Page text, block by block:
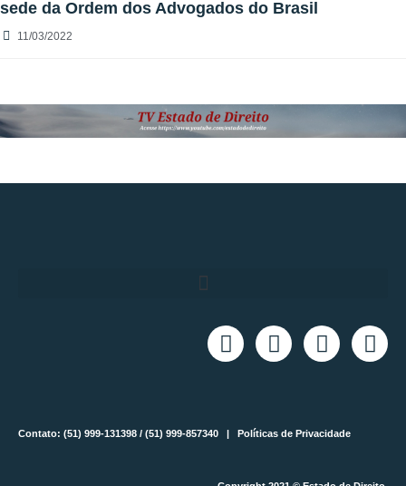
sede da Ordem dos Advogados do Brasil
11/03/2022
Contato: (51) 999-131398 / (51) 999-857340 | Políticas de Privacidade